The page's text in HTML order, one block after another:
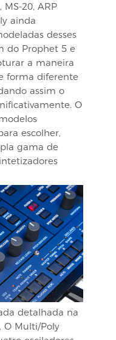
20, ARP
ainda
desses
do Prophet 5 e
a maneira
forma diferente
assim o
O
escolher,
gama de
detalhada na
O Multi/Poly